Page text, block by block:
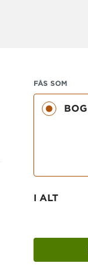
FÅS SOM
BOG
I ALT